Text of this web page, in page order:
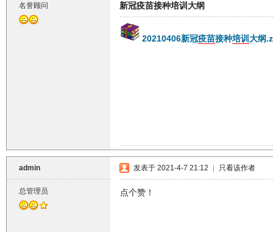
名誉顾问 新冠疫苗接种培训大纲
20210406新冠疫苗接种培训 大纲
admin
总管理员
发表于 2021-4-7 21:12 只看该作者
点个赞！